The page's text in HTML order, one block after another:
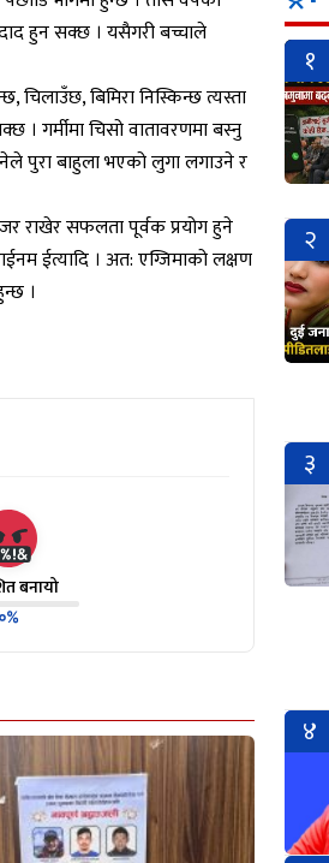
हुन सक्छ । यसैगरी बच्चाले
बिमिरा निस्किन्छ त्यस्ता
गर्मीमा चिसो वातावरणमा बस्नु
पुरा बाहुला भएको लुगा लगाउने र
राखेर सफलता पूर्वक प्रयोग हुने
ईत्यादि । अत: एग्जिमाको लक्षण
।
बनायो
०%
१
२
३
४